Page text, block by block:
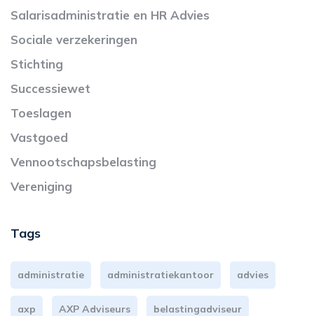
Salarisadministratie en HR Advies
Sociale verzekeringen
Stichting
Successiewet
Toeslagen
Vastgoed
Vennootschapsbelasting
Vereniging
Tags
administratie administratiekantoor advies
axp AXP Adviseurs belastingadviseur